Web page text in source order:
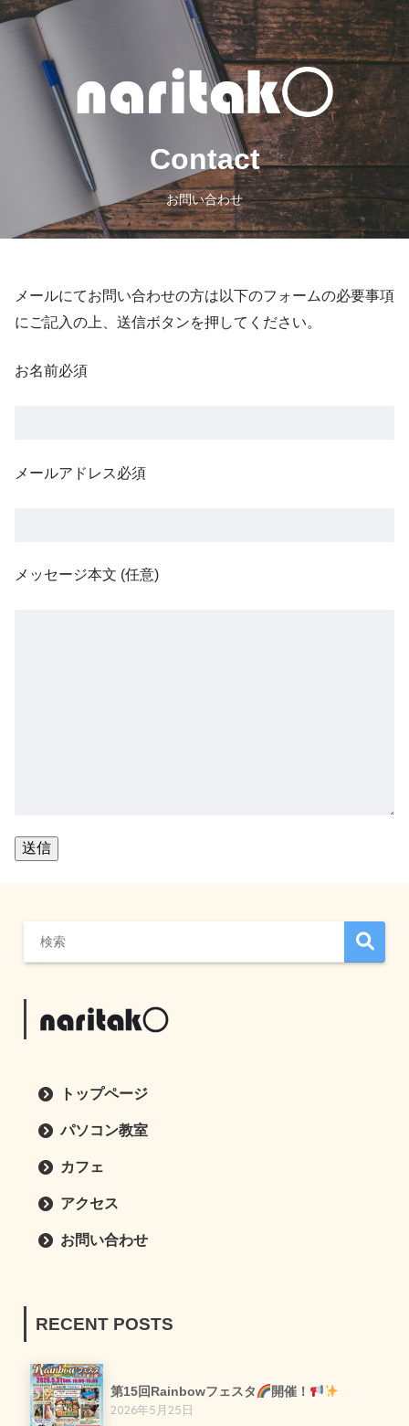
Contact
お問い合わせ
メールにてお問い合わせの方は以下のフォームの必要事項
にご記入の上、送信ボタンを押してください。
お名前必須
メールアドレス必須
メッセージ本文 (任意)
トップページ
パソコン教室
カフェ
アクセス
お問い合わせ
RECENT POSTS
第15回Rainbowフェスタ
開催！
2026年5月25日